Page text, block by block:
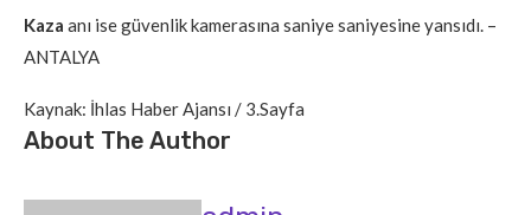
Kaza anı ise güvenlik kamerasına saniye saniyesine yansıdı. –
ANTALYA
Kaynak: İhlas Haber Ajansı / 3.Sayfa
About The Author